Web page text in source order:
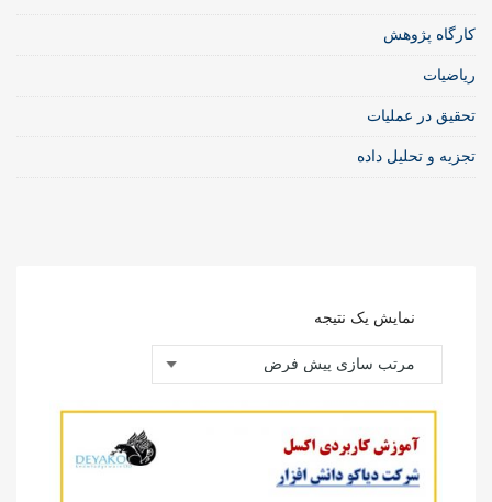
کارگاه پژوهش
ریاضیات
تحقیق در عملیات
تجزیه و تحلیل داده
نمایش یک نتیجه